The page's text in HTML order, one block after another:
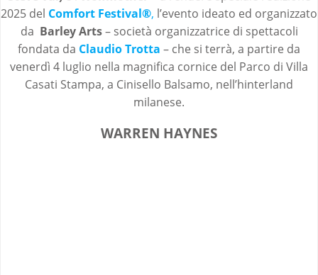
2025 del Comfort Festival®, l’evento ideato ed organizzato
da Barley Arts– società organizzatrice di spettacoli
fondata da Claudio Trotta – che si terrà, a partire da
venerdì 4 luglio nella magnifica cornice del Parco di Villa
Casati Stampa, a Cinisello Balsamo, nell’hinterland
milanese.
WARREN HAYNES